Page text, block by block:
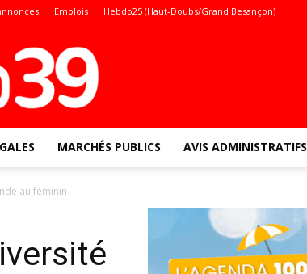
Emplois Hebdo25 (Haut-Doubs/Grand Besançon)
MARCHÉS PUBLICS AVIS ADMINISTRATIFS
au féminin